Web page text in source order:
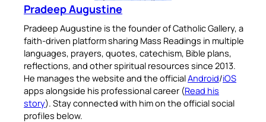
Pradeep Augustine
Pradeep Augustine is the founder of Catholic Gallery, a
faith-driven platform sharing Mass Readings in multiple
languages, prayers, quotes, catechism, Bible plans,
reflections, and other spiritual resources since 2013.
He manages the website and the officialAndroid/iOS
apps alongside his professional career (Read his
story). Stay connected with him on the official social
profiles below.